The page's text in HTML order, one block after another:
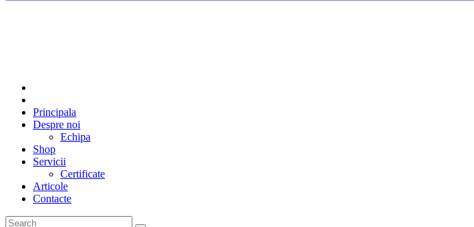
Principala
Despre noi
Echipa
Shop
Servicii
Certificate
Articole
Contacte